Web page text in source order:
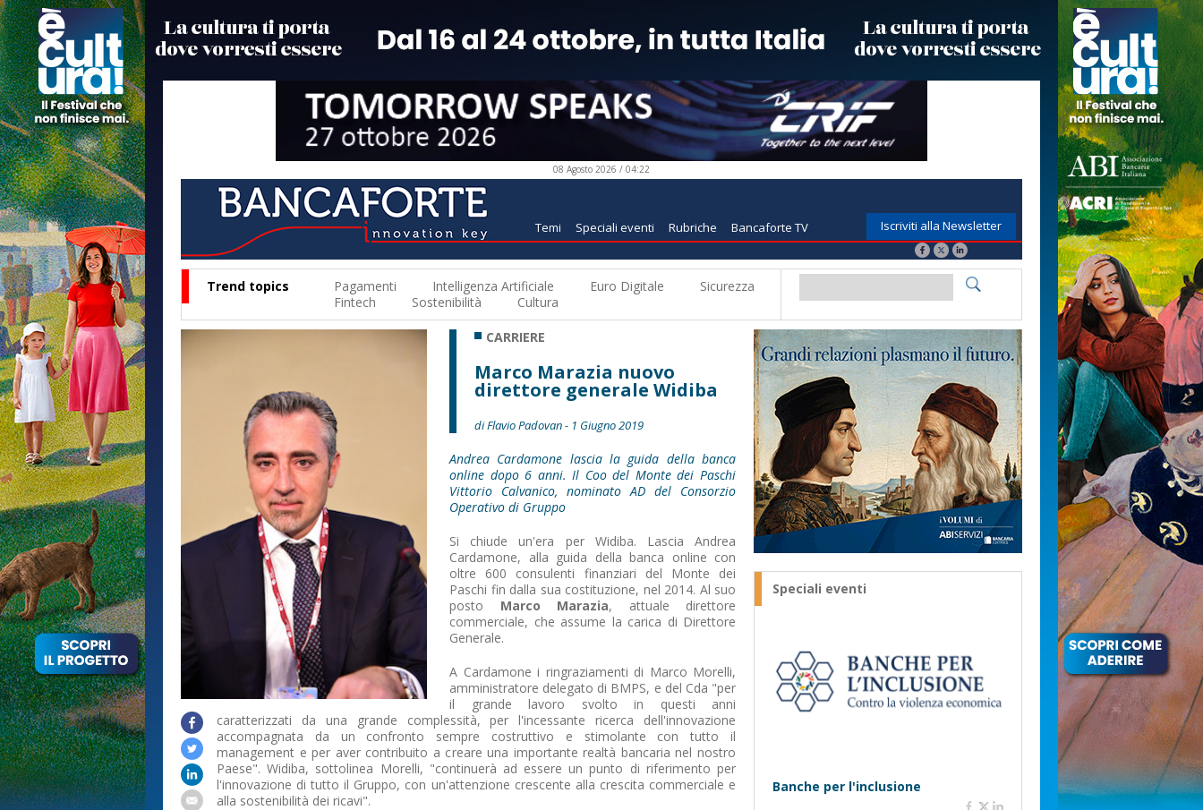
08 Agosto 2026 / 04:22
Temi Speciali eventi Rubriche Bancaforte TV Iscriviti alla Newsletter
Trend topics Pagamenti Intelligenza Artificiale Euro Digitale
Sicurezza
Fintech
Sostenibilità Cultura
CARRIERE
Marco Marazia nuovo
direttore generale Widiba
di Flavio Padovan - 1 Giugno 2019
Andrea Cardamone lascia la guida della banca
online dopo 6 anni. Il Coo del Monte dei Paschi
Vittorio Calvanico, nominato AD del Consorzio
Operativo di Gruppo
Si chiude un'era per Widiba. Lascia Andrea
Cardamone, alla guida della banca online con
oltre 600 consulenti finanziari del Monte dei
Paschi fin dalla sua costituzione, nel 2014. Al suo
posto Marco Marazia, attuale direttore
commerciale, che assume la carica di Direttore
Generale.
A Cardamone i ringraziamenti di Marco Morelli,
amministratore delegato di BMPS, e del Cda "per
il grande lavoro svolto in questi anni
caratterizzati da una grande complessità, per l'incessante ricerca dell'innovazione
accompagnata da un confronto sempre costruttivo e stimolante con tutto il
management e per aver contribuito a creare una importante realtà bancaria nel nostro
Paese". Widiba, sottolinea Morelli, "continuerà ad essere un punto di riferimento per
l'innovazione di tutto il Gruppo, con un'attenzione crescente alla crescita commerciale e
alla sostenibilità dei ricavi".
Speciali eventi
Banche per l'inclusione